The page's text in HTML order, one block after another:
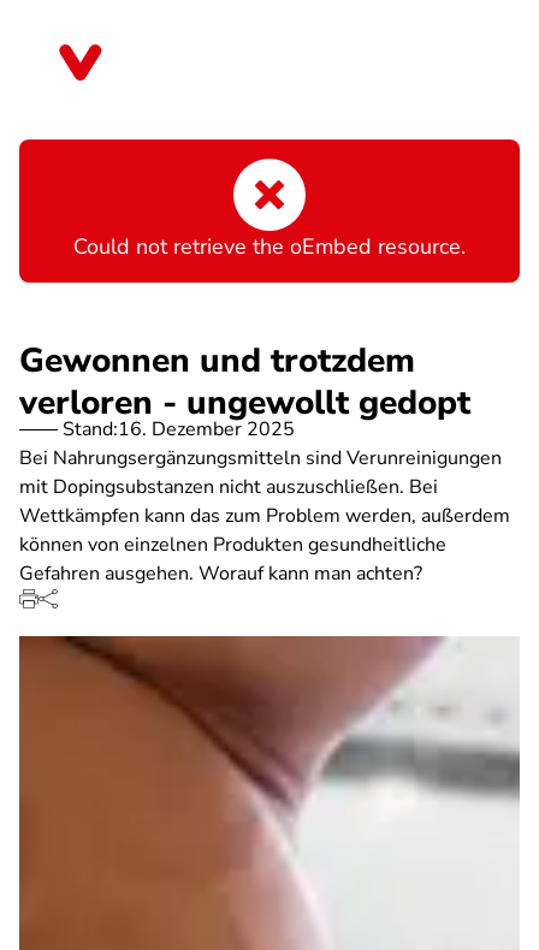
Fehlermeldung
Could not retrieve the oEmbed resource.
Gewonnen und trotzdem
verloren - ungewollt gedopt
Stand:16. Dezember 2025
Bei Nahrungsergänzungsmitteln sind Verunreinigungen
mit Dopingsubstanzen nicht auszuschließen. Bei
Wettkämpfen kann das zum Problem werden, außerdem
können von einzelnen Produkten gesundheitliche
Gefahren ausgehen. Worauf kann man achten?